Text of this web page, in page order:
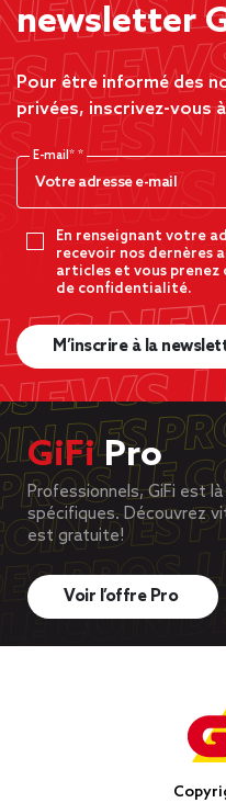
newsletter
Pour être informé des
privées, inscrivez-vous
E-mail*
En renseignant votre
recevoir nos dernères
articles et vous
de confidentialité.
M’inscrire à la
GiFiPro
Professionnels, GiFi est
spécifiques. Découvrez
est gratuite!
Voir l’offre Pro